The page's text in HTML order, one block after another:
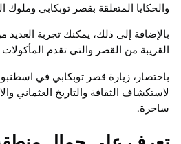
والحكايا المتعلقة بقصر توبكابي وملوك
بالإضافة إلى ذلك، يمكنك تجربة
القريبة من القصر والتي تقدم المأكولات
باختصار، زيارة قصر توبكابي في
لاستكشاف الثقافة والتاريخ العثماني
ساحرة.